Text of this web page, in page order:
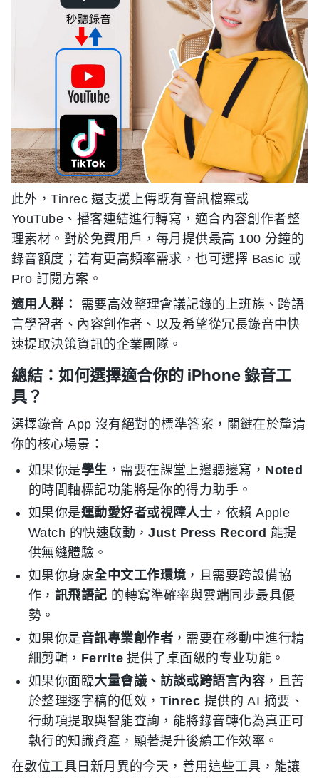
此外，Tinrec 還支援上傳既有音訊檔案或
YouTube、播客連結進行轉寫，適合內容創作者整
理素材。對於免費用戶，每月提供最高 100 分鐘的
錄音額度；若有更高頻率需求，也可選擇 Basic 或
Pro 訂閱方案。
適用人群：
需要高效整理會議記錄的上班族、跨語
言學習者、內容創作者、以及希望從冗長錄音中快
速提取決策資訊的企業團隊。
總結：如何選擇適合你的 iPhone 錄音工
具？
選擇錄音 App 沒有絕對的標準答案，關鍵在於釐清
你的核心場景：
如果你是學生 ，需要在課堂上邊聽邊寫， Noted
的時間軸標記功能將是你的得力助手。
如果你是運動愛好者或視障人士 ，依賴 Apple
Watch 的快速啟動，Just Press Record 能提
供無縫體驗。
如果你身處全中文工作環境 ，且需要跨設備協
作， 訊飛語記 的轉寫準確率與雲端同步最具優
勢。
如果你是音訊專業創作者，需要在移動中進行精
細剪輯， Ferrite提供了桌面級的专业功能。
如果你面臨大量會議、訪談或跨語言內容 ，且苦
於整理逐字稿的低效， Tinrec 提供的 AI 摘要、
行動項提取與智能查詢，能將錄音轉化為真正可
執行的知識資產，顯著提升後續工作效率。
在數位工具日新月異的今天，善用這些工具，能讓